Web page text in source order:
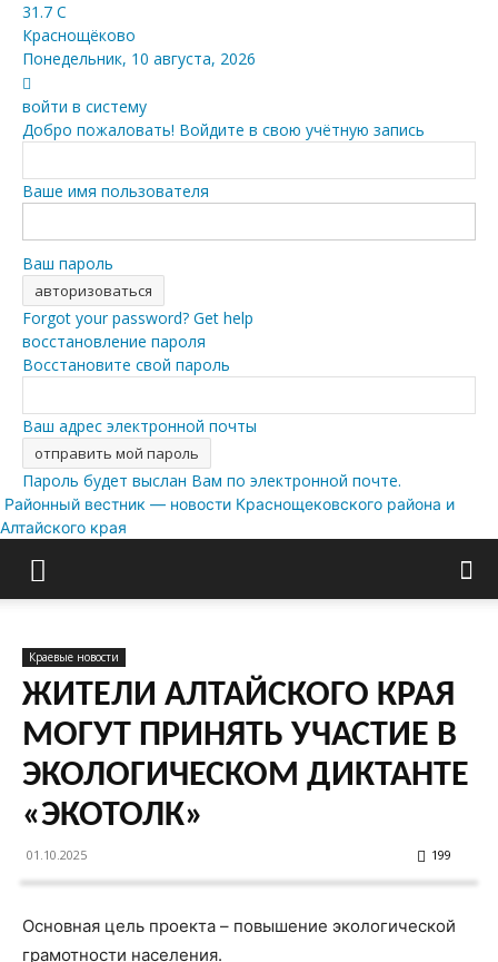
31.7 C
Краснощёково
Понедельник, 10 августа, 2026
войти в систему
Добро пожаловать! Войдите в свою учётную запись
Ваше имя пользователя
Ваш пароль
Forgot your password? Get help
восстановление пароля
Восстановите свой пароль
Ваш адрес электронной почты
Пароль будет выслан Вам по электронной почте.
Районный вестник — новости Краснощековского района и
Алтайского края
Краевые новости
ЖИТЕЛИ АЛТАЙСКОГО КРАЯ
МОГУТ ПРИНЯТЬ УЧАСТИЕ В
ЭКОЛОГИЧЕСКОМ ДИКТАНТЕ
«ЭКОТОЛК»
01.10.2025 199
Основная цель проекта – повышение экологической
грамотности населения.